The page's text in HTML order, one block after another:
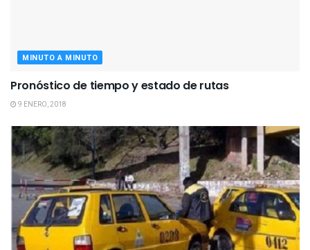
MINUTO A MINUTO
Pronóstico de tiempo y estado de rutas
9 ENERO, 2018